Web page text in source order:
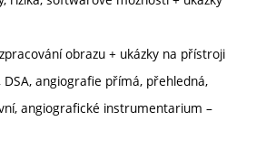
obrazu + ukázky na přístroji
angiografie přímá, přehledná,
angiografické instrumentarium –